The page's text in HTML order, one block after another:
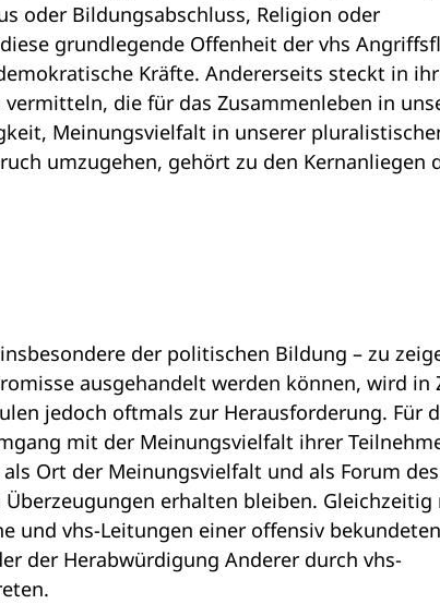
oder Bildungsabschluss, Religion oder
grundlegende Offenheit der vhs
Kräfte. Andererseits steckt in
die für das Zusammenleben in
Meinungsvielfalt in unserer
umzugehen, gehört zu den Kernanliegen
der politischen Bildung – zu
ausgehandelt werden können, wird in
jedoch oftmals zur Herausforderung. Für
mit der Meinungsvielfalt ihrer
Ort der Meinungsvielfalt und als Forum
erhalten bleiben. Gleichzeitig
und vhs-Leitungen einer offensiv bekundeten
der Herabwürdigung Anderer durch vhs-